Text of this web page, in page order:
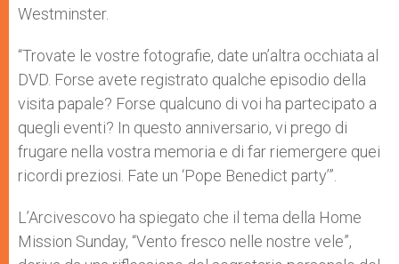
Westminster.
“Trovate le vostre fotografie, date un’altra occhiata al
DVD. Forse avete registrato qualche episodio della
visita papale? Forse qualcuno di voi ha partecipato a
quegli eventi? In questo anniversario, vi prego di
frugare nella vostra memoria e di far riemergere quei
ricordi preziosi. Fate un ‘Pope Benedict party’”.
L’Arcivescovo ha spiegato che il tema della Home
Mission Sunday, “Vento fresco nelle nostre vele”,